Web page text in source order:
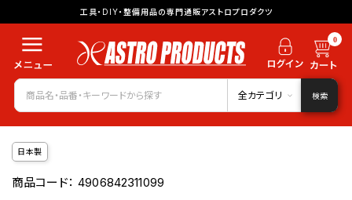
工具・DIY・整備用品の専門通販アストロプロダクツ
0
全カテゴリ 検索
日本製
商品コード：4906842311099